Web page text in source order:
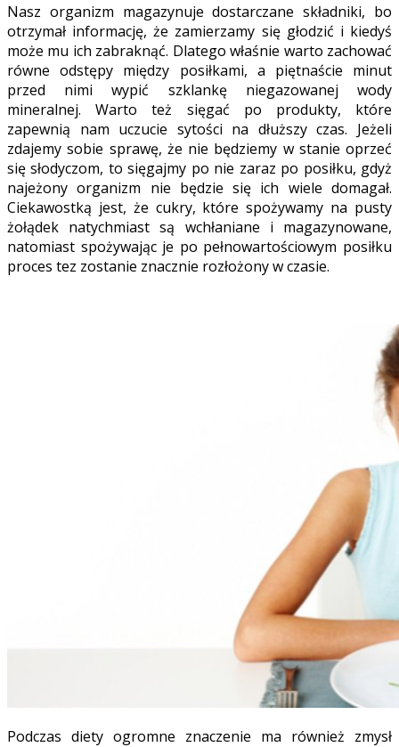
Nasz organizm magazynuje dostarczane składniki, bo
otrzymał informację, że zamierzamy się głodzić i kiedyś
może mu ich zabraknąć. Dlatego właśnie warto zachować
równe odstępy między posiłkami, a piętnaście minut
przed nimi wypić szklankę niegazowanej wody
mineralnej. Warto też sięgać po produkty, które
zapewnią nam uczucie sytości na dłuższy czas. Jeżeli
zdajemy sobie sprawę, że nie będziemy w stanie oprzeć
się słodyczom, to sięgajmy po nie zaraz po posiłku, gdyż
najeżony organizm nie będzie się ich wiele domagał.
Ciekawostką jest, że cukry, które spożywamy na pusty
żołądek natychmiast są wchłaniane i magazynowane,
natomiast spożywając je po pełnowartościowym posiłku
proces tez zostanie znacznie rozłożony w czasie.
Podczas diety ogromne znaczenie ma również zmysł